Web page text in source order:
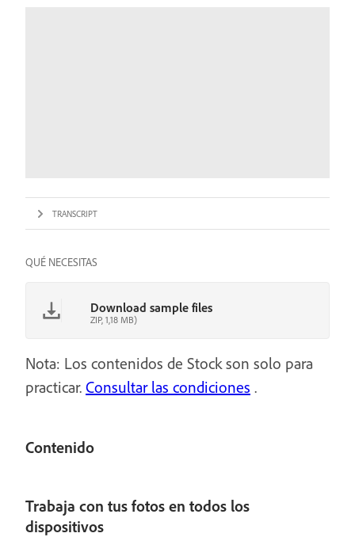
TRANSCRIPT
QUÉ NECESITAS
Download sample files
ZIP, 1,18 MB)
Nota: Los contenidos de Stock son solo para
practicar. Consultar las condiciones .
Contenido
Trabaja con tus fotos en todos los
dispositivos